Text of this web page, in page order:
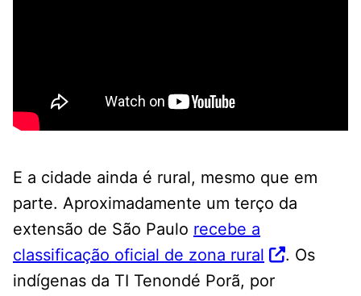
E a cidade ainda é rural, mesmo que em
parte. Aproximadamente um terço da
extensão de São Paulo recebe a
classificação oficial de zona rural
. Os
indígenas da TI Tenondé Porã, por